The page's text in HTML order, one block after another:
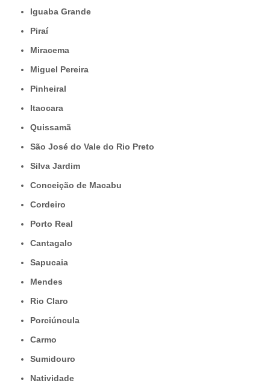
Iguaba Grande
Piraí
Miracema
Miguel Pereira
Pinheiral
Itaocara
Quissamã
São José do Vale do Rio Preto
Silva Jardim
Conceição de Macabu
Cordeiro
Porto Real
Cantagalo
Sapucaia
Mendes
Rio Claro
Porciúncula
Carmo
Sumidouro
Natividade